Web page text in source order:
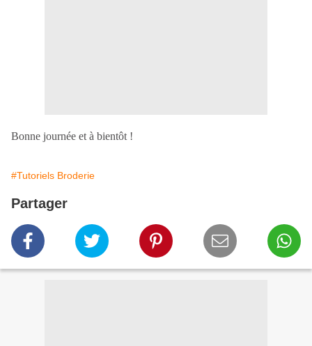
Bonne journée et à bientôt !
#Tutoriels Broderie
Partager